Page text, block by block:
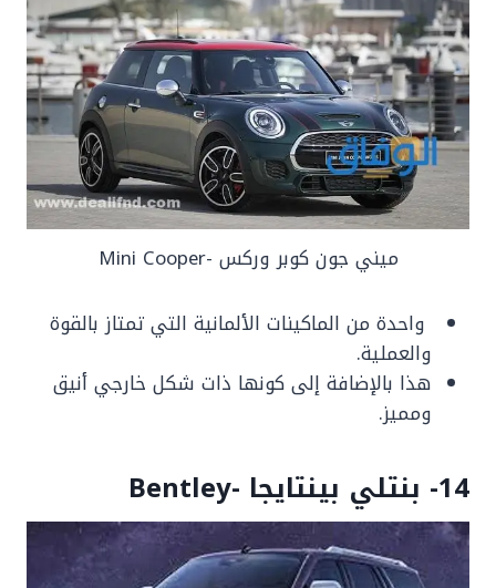
ميني جون كوبر وركس -Mini Cooper
واحدة من الماكينات الألمانية التي تمتاز بالقوة
والعملية.
هذا بالإضافة إلى كونها ذات شكل خارجي أنيق
ومميز.
14- بنتلي بينتايجا -Bentley